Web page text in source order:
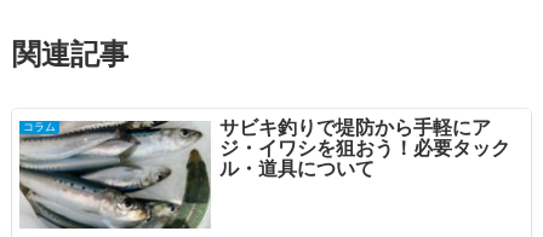
関連記事
コラム
サビキ釣りで堤防から手軽にア
ジ・イワシを狙おう！必要タック
ル・道具について